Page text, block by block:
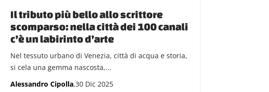
Il tributo più bello allo scrittore
scomparso: nella città dei 100 canali
c’è un labirinto d’arte
Nel tessuto urbano di Venezia, città di acqua e storia,
si cela una gemma nascosta,...
Alessandro Cipolla,30 Dic 2025